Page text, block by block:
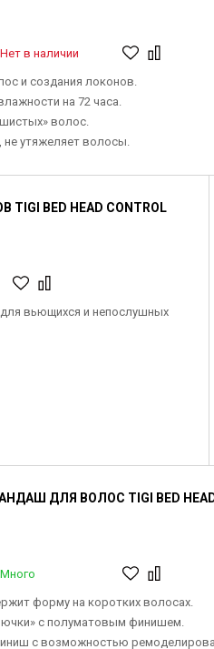
Нет в наличии
и создания локонов.
на 72 часа.
волос.
не утяжеляет волосы.
BED HEAD CONTROL
вьющихся и непослушных
ДЛЯ ВОЛОС TIGI BED HEAD
Много
форму на коротких волосах.
с полуматовым финишем.
с возможностью